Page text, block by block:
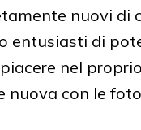
nuovi di
entusiasti di
nel
nuova con le